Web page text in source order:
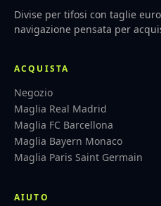
Divise per tifosi con taglie
navigazione pensata per
ACQUISTA
Negozio
Maglia Real Madrid
Maglia FC Barcellona
Maglia Bayern Monaco
Maglia Paris Saint Germain
AIUTO